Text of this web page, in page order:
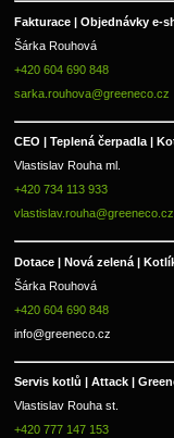
Fakturace | Objednávky e-
Šárka Rouhová
+420 604 690 848
sarka.rouhova@greeneco.cz
CEO | Teplená čerpadla |
Vlastislav Rouha ml.
+420 734 113 933
vlastislav.rouha@greeneco.cz
Dotace | Nová zelená |
Šárka Rouhová
+420 604 690 848
info@greeneco.cz
Servis kotlů | Attack |
Vlastislav Rouha st.
+420 777 147 153